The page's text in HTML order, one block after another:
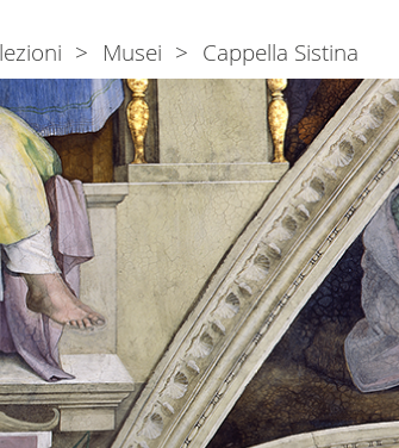
Musei Cappella Sistina